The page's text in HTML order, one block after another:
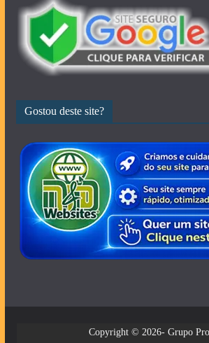
Gostou deste site?
Copyright © 2026- Grupo